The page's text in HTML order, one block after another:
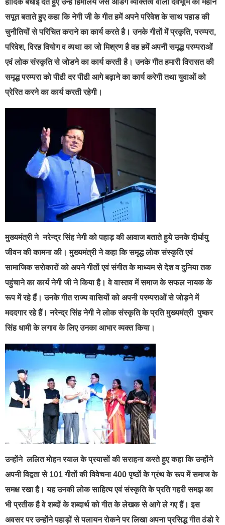
हार्दिक बधाई देते हुए उन्हें हिमालय जैसे अडिग व्यक्तित्व वाला देवभूमि का महान
सपूत बताते हुए कहा कि नेगी जी के गीत हमें अपने परिवेश के साथ पहाड की
चुनौतियों से परिचित कराने का कार्य करते है। उनके गीतों में प्रकृति, परम्परा,
परिवेश, विरह वियोग व व्यथा का जो मिश्रण है वह हमें अपनी समृद्ध परम्पराओं
एवं लोक संस्कृति से जोडने का कार्य करती है। उनके गीत हमारी विरासत की
समृद्ध परम्परा को पीढी दर पीढी आगे बढ़ाने का कार्य करेगी तथा युवाओं को
प्रेरित करने का कार्य करती रहेगी।
मुख्यमंत्री ने नरेन्द्र सिंह नेगी को पहाड़ की आवाज बताते हुये उनके दीर्घायु
जीवन की कामना की। मुख्यमंत्री ने कहा कि समृद्ध लोक संस्कृति एवं
सामाजिक सरोकारों को अपने गीतों एवं संगीत के माध्यम से देश व दुनिया तक
पहुंचाने का कार्य नेगी जी ने किया है। वे वास्तव में समाज के सफल नायक के
रूप में रहे हैं। उनके गीत राज्य वासियों को अपनी परम्पराओं से जोड़ने में
मददगार रहे हैं। नरेन्द्र सिंह नेगी ने लोक संस्कृति के प्रति मुख्यमंत्री पुष्कर
सिंह धामी के लगाव के लिए उनका आभार व्यक्त किया।
उन्होंने ललित मोहन रयाल के प्रयासों की सराहना करते हुए कहा कि उन्होंने
अपनी विद्वता से 101 गीतों की विवेचना 400 पृष्ठों के ग्रंथ के रूप में समाज के
समक्ष रखा है। यह उनकी लोक साहित्य एवं संस्कृति के प्रति गहरी समझ का
भी प्रतीक है वे शब्दों के शब्दार्थ को गीत के लेखक से आगे ले गए हैं। इस
अवसर पर उन्होंने पहाड़ों से पलायन रोकने पर लिखा अपना प्रसिद्ध गीत ठंडो रे